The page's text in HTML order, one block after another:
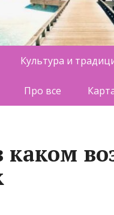
Культура и
Про все